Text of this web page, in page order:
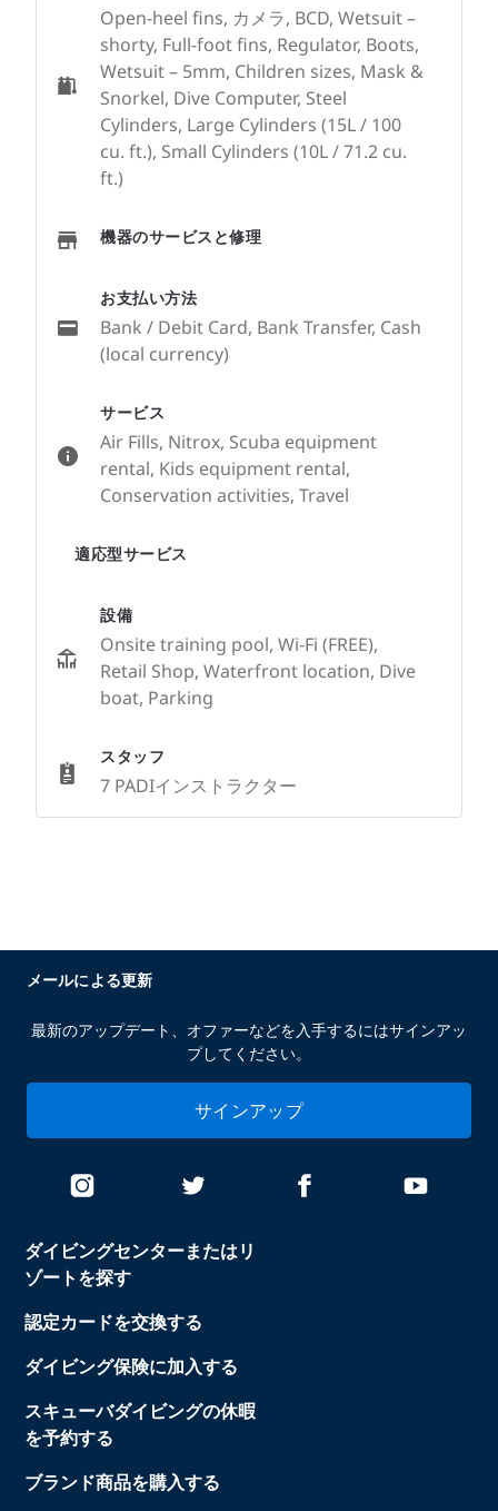
サービス
Air Fills, Nitrox, Scuba equipment
rental, Kids equipment rental,
Conservation activities, Travel
適応型サービス
設備
Onsite training pool, Wi-Fi (FREE),
Retail Shop, Waterfront location, Dive
boat, Parking
スタッフ
7 PADIインストラクター
Open-heel fins, カメラ, BCD, Wetsuit –
shorty, Full-foot fins, Regulator, Boots,
Wetsuit – 5mm, Children sizes, Mask &
Snorkel, Dive Computer, Steel
Cylinders, Large Cylinders (15L / 100
cu. ft.), Small Cylinders (10L / 71.2 cu.
ft.)
機器のサービスと修理
お支払い方法
Bank / Debit Card, Bank Transfer, Cash
(local currency)
ダイビングセンターまたはリ
ゾートを探す
認定カードを交換する
ダイビング保険に加入する
スキューバダイビングの休暇
を予約する
ブランド商品を購入する
メールによる更新
最新のアップデート、オファーなどを入手するにはサインアッ
プしてください。
サインアップ